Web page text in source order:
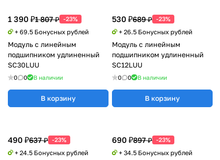
530 ₽689 ₽ -23%
+ 26.5 Бонусных рублей
Модуль с линейным
подшипником удлиненный
SC12LUU
0 0 В наличии
В корзину
490 ₽637 ₽ -23%
+ 24.5 Бонусных рублей
690 ₽897 ₽ -23%
+ 34.5 Бонусных рублей
1 390 ₽1 807 ₽ -23%
+ 69.5 Бонусных рублей
Модуль с линейным
подшипником удлиненный
SC30LUU
0 0 В наличии
В корзину